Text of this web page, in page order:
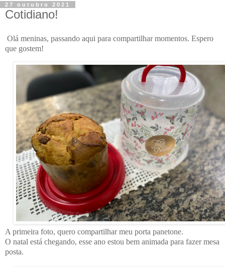
27 outubro 2021
Cotidiano!
Olá meninas, passando aqui para compartilhar momentos. Espero
que gostem!
A primeira foto, quero compartilhar meu porta panetone.
O natal está chegando, esse ano estou bem animada para fazer mesa
posta.